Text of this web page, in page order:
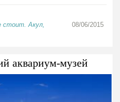
стоит. Акул,
08/06/2015
аквариум-музей